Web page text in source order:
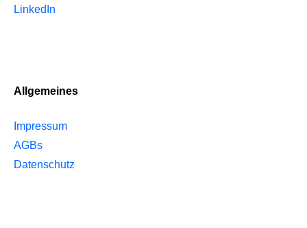
LinkedIn
Allgemeines
Impressum
AGBs
Datenschutz